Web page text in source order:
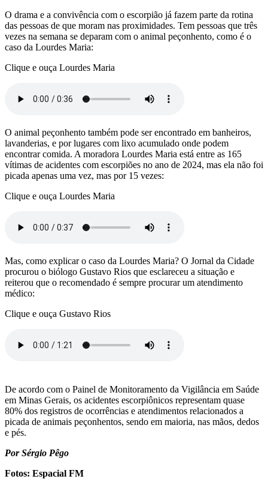
O drama e a convivência com o escorpião já fazem parte da rotina
das pessoas de que moram nas proximidades. Tem pessoas que três
vezes na semana se deparam com o animal peçonhento, como é o
caso da Lourdes Maria:
Clique e ouça Lourdes Maria
O animal peçonhento também pode ser encontrado em banheiros,
lavanderias, e por lugares com lixo acumulado onde podem
encontrar comida. A moradora Lourdes Maria está entre as 165
vítimas de acidentes com escorpiões no ano de 2024, mas ela não foi
picada apenas uma vez, mas por 15 vezes:
Clique e ouça Lourdes Maria
Mas, como explicar o caso da Lourdes Maria? O Jornal da Cidade
procurou o biólogo Gustavo Rios que esclareceu a situação e
reiterou que o recomendado é sempre procurar um atendimento
médico:
Clique e ouça Gustavo Rios
De acordo com o Painel de Monitoramento da Vigilância em Saúde
em Minas Gerais, os acidentes escorpiônicos representam quase
80% dos registros de ocorrências e atendimentos relacionados a
picada de animais peçonhentos, sendo em maioria, nas mãos, dedos
e pés.
Por Sérgio Pêgo
Fotos: Espacial FM